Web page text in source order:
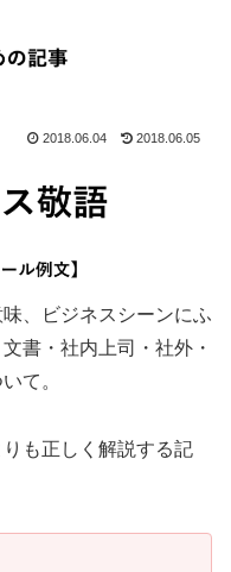
2018.06.04 2018.06.05
、ビジネスシーンにふ
書・社内上司・社外・
て。
も正しく解説する記